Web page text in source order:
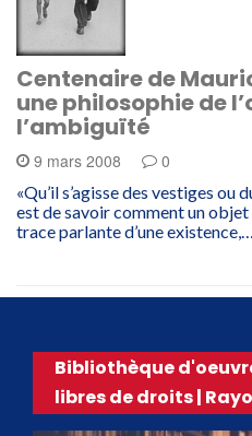
Centenaire de
une philosophie de
l’ambiguïté
9 mars 2008 0
«Qu’il s’agisse des vestiges ou
est de savoir comment un objet
trace parlante d’une existence,…
Bibliothèque
libres de droits |